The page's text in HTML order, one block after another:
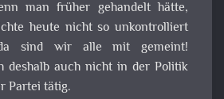
man früher gehandelt hätte,
heute nicht so unkontrolliert
sind wir alle mit gemeint!
deshalb auch nicht in der Politik
Partei tätig.